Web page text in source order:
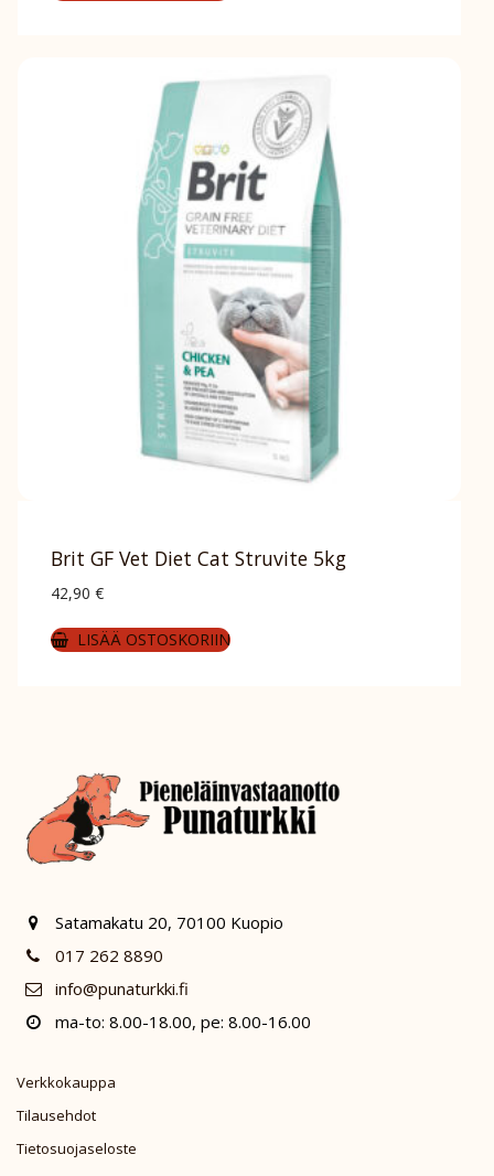
Brit GF Vet Diet Cat Struvite 5kg
42,90 €
LISÄÄ OSTOSKORIIN
Satamakatu 20, 70100 Kuopio
017 262 8890
info@punaturkki.fi
ma-to: 8.00-18.00, pe: 8.00-16.00
Verkkokauppa
Tilausehdot
Tietosuojaseloste